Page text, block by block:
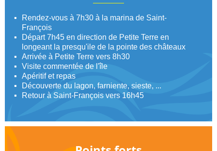
Rendez-vous à 7h30 à la marina de Saint-
François
Départ 7h45 en direction de Petite Terre en
longeant la presqu'ile de la pointe des châteaux
Arrivée à Petite Terre vers 8h30
Visite commentée de l'île
Apéritif et repas
Découverte du lagon, farniente, sieste, ...
Retour à Saint-François vers 16h45